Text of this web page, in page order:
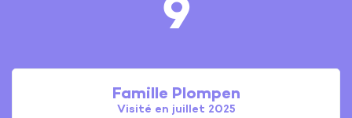
9
Famille Plompen
Visité en juillet 2025